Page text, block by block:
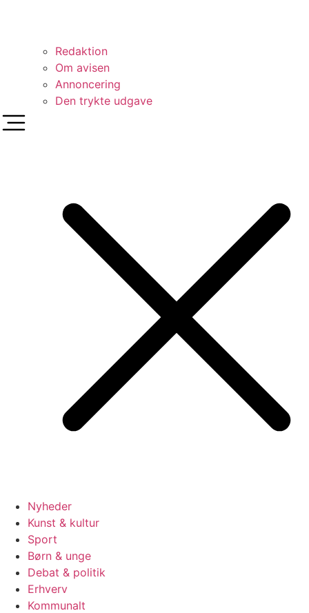
Redaktion
Om avisen
Annoncering
Den trykte udgave
Nyheder
Kunst & kultur
Sport
Børn & unge
Debat & politik
Erhverv
Kommunalt